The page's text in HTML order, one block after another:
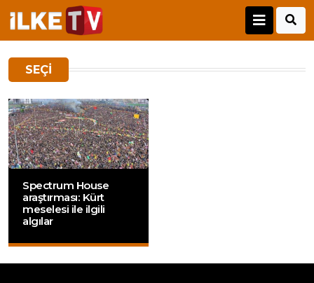
SEÇI
Spectrum House
araştırması: Kürt
meselesi ile ilgili
algılar